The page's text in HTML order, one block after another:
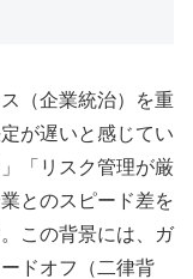
（企業統治）を重
が遅いと感じてい
「リスク管理が厳
とのスピード差を
この背景には、ガ
ドオフ（二律背